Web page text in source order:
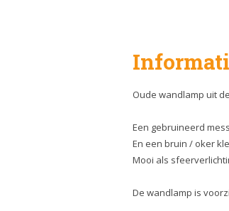
Oude wandlamp uit
Een gebruineerd
En een bruin / oker
Mooi als
De wandlamp is